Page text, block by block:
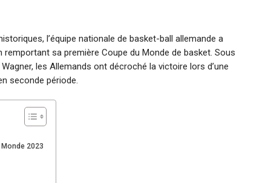
l’équipe nationale de basket-ball allemande a
sa première Coupe du Monde de basket. Sous
les Allemands ont décroché la victoire lors d’une
seconde période.
2023